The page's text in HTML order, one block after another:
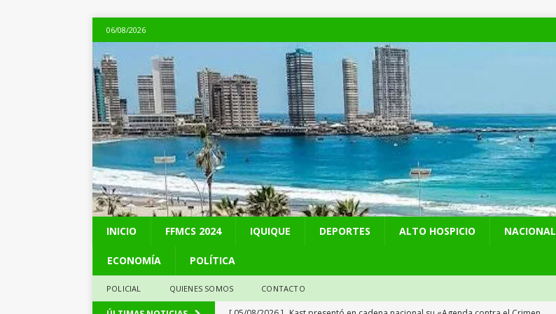
06/08/2026
INICIO FFMCS 2024 IQUIQUE DEPORTES ALTO HOSPICIO NACIONAL
ECONOMÍA POLÍTICA
POLICIAL QUIENES SOMOS CONTACTO